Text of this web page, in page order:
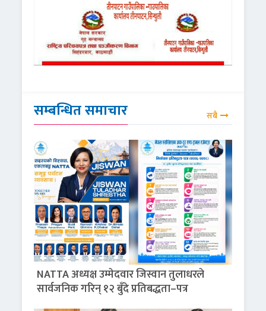
सम्बन्धित समाचार सबै
NATTA अध्यक्ष उम्मेदवार जिस्वान तुलाधरले
सार्वजनिक गरिन् १२ बुँदे प्रतिबद्धता–पत्र